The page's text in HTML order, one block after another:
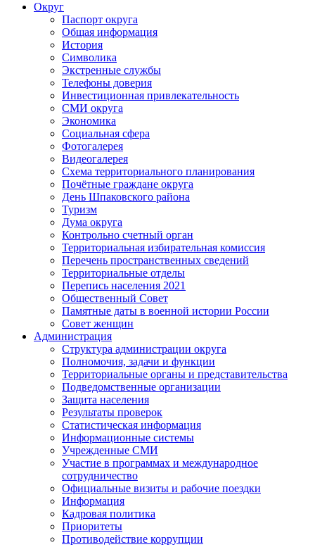
Округ
Паспорт округа
Общая информация
История
Символика
Экстренные службы
Телефоны доверия
Инвестиционная привлекательность
СМИ округа
Экономика
Социальная сфера
Фотогалерея
Видеогалерея
Схема территориального планирования
Почётные граждане округа
День Шпаковского района
Туризм
Дума округа
Контрольно счетный орган
Территориальная избирательная комиссия
Перечень пространственных сведений
Территориальные отделы
Перепись населения 2021
Общественный Совет
Памятные даты в военной истории России
Совет женщин
Администрация
Структура администрации округа
Полномочия, задачи и функции
Территориальные органы и представительства
Подведомственные организации
Защита населения
Результаты проверок
Статистическая информация
Информационные системы
Учрежденные СМИ
Участие в программах и международное
сотрудничество
Официальные визиты и рабочие поездки
Информация
Кадровая политика
Приоритеты
Противодействие коррупции